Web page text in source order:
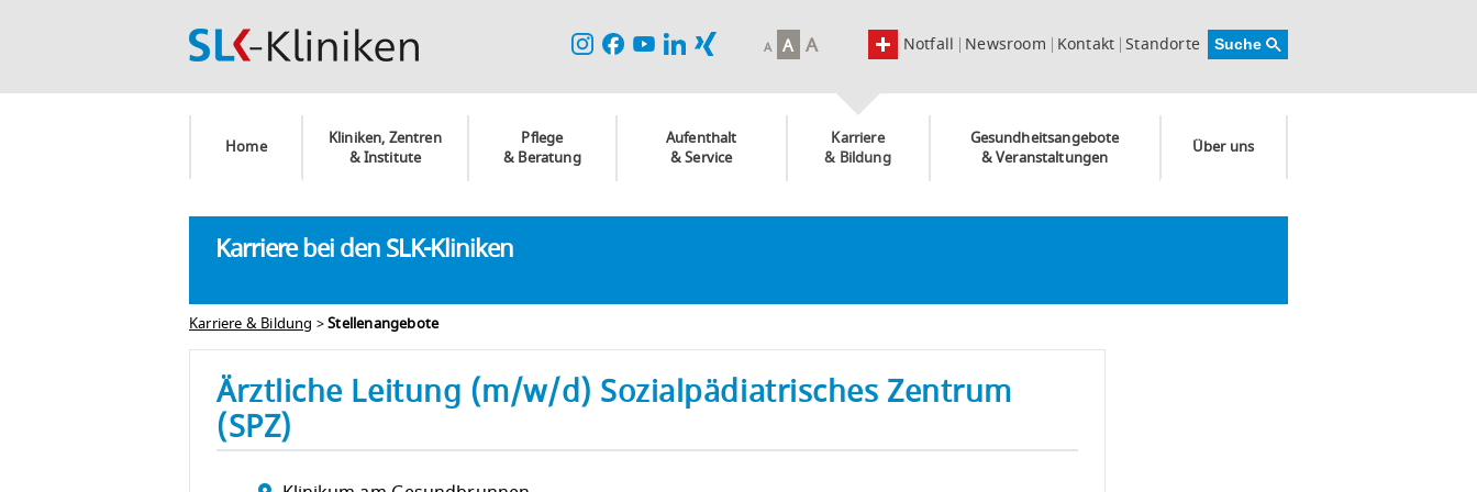
Newsroom Kontakt Standorte
Notfall
A A A
Home
Kliniken, Zentren
& Institute
Pflege
& Beratung
Aufenthalt
& Service
Karriere
& Bildung
Gesundheitsangebote
& Veranstaltungen
Über uns
Karriere bei den SLK-Kliniken
Karriere & Bildung >Stellenangebote
Ärztliche Leitung (m/w/d) Sozialpädiatrisches Zentrum
(SPZ)